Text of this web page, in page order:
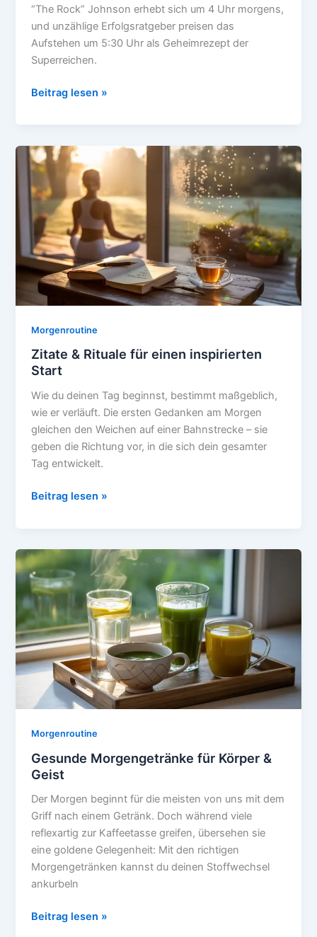
“The Rock” Johnson erhebt sich um 4 Uhr morgens,
und unzählige Erfolgsratgeber preisen das
Aufstehen um 5:30 Uhr als Geheimrezept der
Superreichen.
Selbstversuch:
Morgenroutine
–
sinnvoll
oder
Hype?
Beitrag lesen »
Morgenroutine
Zitate & Rituale für einen inspirierten
Start
Wie du deinen Tag beginnst, bestimmt maßgeblich,
wie er verläuft. Die ersten Gedanken am Morgen
gleichen den Weichen auf einer Bahnstrecke – sie
geben die Richtung vor, in die sich dein gesamter
Tag entwickelt.
Zitate
für
einen
inspirierten
Start
Beitrag lesen »
Morgenroutine
Gesunde Morgengetränke für Körper &
Geist
Der Morgen beginnt für die meisten von uns mit dem
Griff nach einem Getränk. Doch während viele
reflexartig zur Kaffeetasse greifen, übersehen sie
eine goldene Gelegenheit: Mit den richtigen
Morgengetränken kannst du deinen Stoffwechsel
ankurbeln
Gesunde
Beitrag lesen »